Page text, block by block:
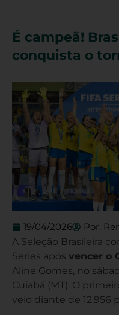
É campeã!
conquista o
19/04/2026 Por:
A Seleção Brasileira
Series após vencer o
Aline Gomes, no
Cuiabá (MT). O
veio diante de 12.956